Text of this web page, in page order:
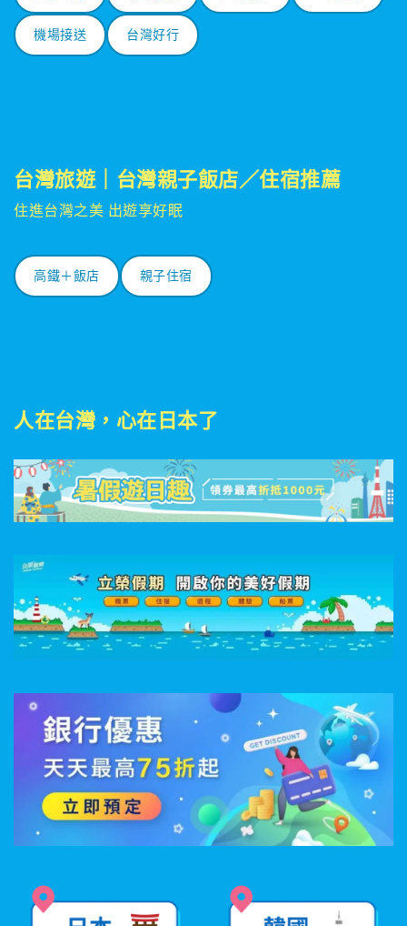
機場接送 台灣好行
台灣旅遊｜台灣親子飯店／住宿推薦
住進台灣之美 出遊享好眠
高鐵＋飯店 親子住宿
人在台灣，心在日本了